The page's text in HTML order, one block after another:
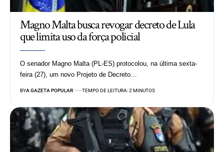
Magno Malta busca revogar decreto de Lula
que limita uso da força policial
O senador Magno Malta (PL-ES) protocolou, na última sexta-
feira (27), um novo Projeto de Decreto…
BYA GAZETA POPULAR TEMPO DE LEITURA: 2 MINUTOS